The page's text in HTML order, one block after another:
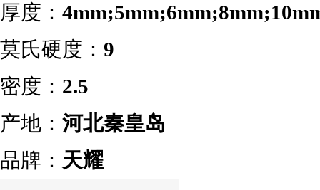
厚度：
莫氏硬度： 9
密度： 2.5
产地： 河北秦皇岛
品牌： 天耀